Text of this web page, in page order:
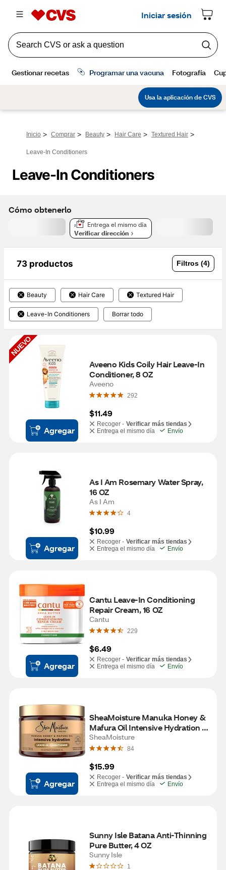
Inicio > Comprar > Beauty > Hair Care > Textured Hair >
Leave-In Conditioners
Leave-In Conditioners
Cómo obtenerlo
Entrega el mismo día
Verificar dirección
73 productos Filtros (4)
Beauty Hair Care Textured Hair
Leave-In Conditioners Borrar todo
NUEVO
Agregar
Aveeno Kids Coily Hair Leave-In
Conditioner, 8 OZ
Aveeno
292
$11.49
Recoger - Verificar más tiendas
Entrega el mismo día
Envío
Agregar
As I Am Rosemary Water Spray,
16 OZ
As I Am
4
$10.99
Recoger - Verificar más tiendas
Entrega el mismo día
Envío
Agregar
Cantu Leave-In Conditioning
Repair Cream, 16 OZ
Cantu
229
$6.49
Recoger - Verificar más tiendas
Entrega el mismo día
Envío
Agregar
SheaMoisture Manuka Honey &
Mafura Oil Intensive Hydration
Leave-In Conditioner, 11.5 OZ
SheaMoisture
84
$15.99
Recoger - Verificar más tiendas
Entrega el mismo día
Envío
Sunny Isle Batana Anti-Thinning
Pure Butter, 4 OZ
Sunny Isle
1